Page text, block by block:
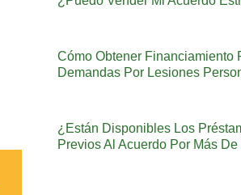
Cómo Obtener Financiamiento
Demandas Por Lesiones
¿Están Disponibles Los
Previos Al Acuerdo Por Más